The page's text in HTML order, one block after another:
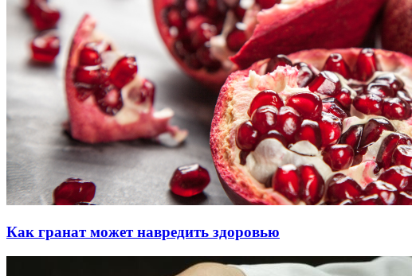
Как гранат может навредить здоровью